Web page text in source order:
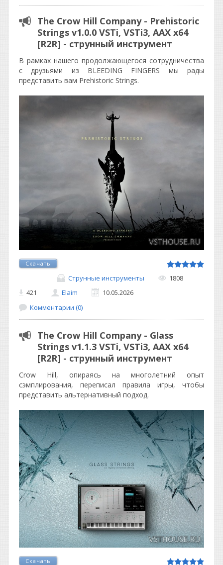
The Crow Hill Company - Prehistoric
Strings v1.0.0 VSTi, VSTi3, AAX x64
[R2R] - струнный инструмент
В рамках нашего продолжающегося сотрудничества
с друзьями из BLEEDING FINGERS мы рады
представить вам Prehistoric Strings.
Скачать
Струнные инструменты
1808
421
Elaim
10.05.2026
Комментарии (0)
The Crow Hill Company - Glass
Strings v1.1.3 VSTi, VSTi3, AAX x64
[R2R] - струнный инструмент
Crow Hill, опираясь на многолетний опыт
сэмплирования, переписал правила игры, чтобы
представить альтернативный подход.
Скачать